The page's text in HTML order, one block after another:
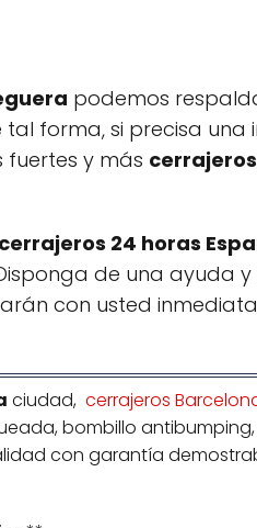
podemos
forma, si precisa una
y más
cerrajeros 24 horas
de una ayuda
con usted
ciudad, cerrajeros
bombillo
con garantía